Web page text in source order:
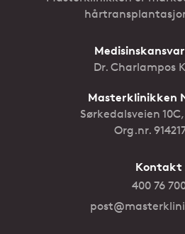
Dr. Charlampos
Masterklinikken
Sørkedalsveien
Org.nr.
Kontakt
400 76